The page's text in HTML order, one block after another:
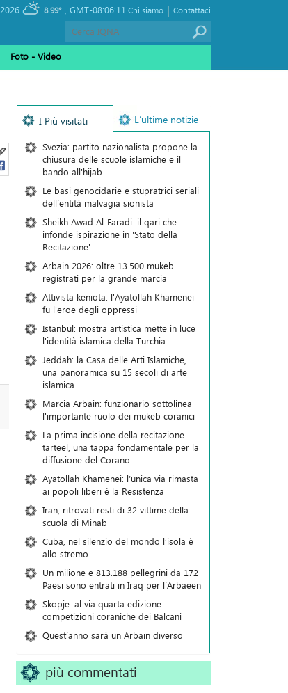
GMT-08:06:11
8.99° Contattaci
|
Chi siamo
Foto - Video
I Più visitati L’ultime notizie
Svezia: partito nazionalista propone la
chiusura delle scuole islamiche e il
bando all'hijab
Le basi genocidarie e stupratrici seriali
dell’entità malvagia sionista
Sheikh Awad Al-Faradi: il qari che
infonde ispirazione in 'Stato della
Recitazione'
Arbain 2026: oltre 13.500 mukeb
registrati per la grande marcia
Attivista keniota: l'Ayatollah Khamenei
fu l'eroe degli oppressi
Istanbul: mostra artistica mette in luce
l'identità islamica della Turchia
Jeddah: la Casa delle Arti Islamiche,
una panoramica su 15 secoli di arte
islamica
Marcia Arbain: funzionario sottolinea
l'importante ruolo dei mukeb coranici
La prima incisione della recitazione
tarteel, una tappa fondamentale per la
diffusione del Corano
Ayatollah Khamenei: l’unica via rimasta
ai popoli liberi è la Resistenza
Iran, ritrovati resti di 32 vittime della
scuola di Minab
Cuba, nel silenzio del mondo l’isola è
allo stremo
Un milione e 813.188 pellegrini da 172
Paesi sono entrati in Iraq per l’Arbaeen
Skopje: al via quarta edizione
competizioni coraniche dei Balcani
Quest’anno sarà un Arbain diverso
più commentati